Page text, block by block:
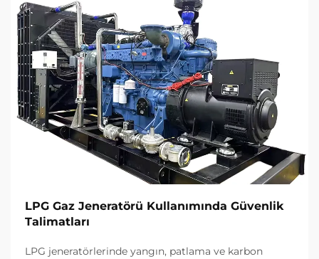
LPG Gaz Jeneratörü Kullanımında Güvenlik
Talimatları
LPG jeneratörlerinde yangın, patlama ve karbon